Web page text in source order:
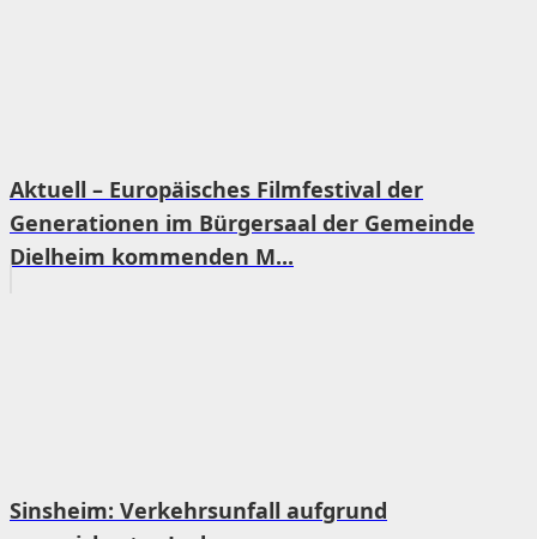
Aktuell – Europäisches Filmfestival der
Generationen im Bürgersaal der Gemeinde
Dielheim kommenden M...
Sinsheim: Verkehrsunfall aufgrund